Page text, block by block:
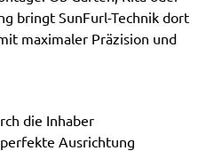
bringt SunFurl-Technik dort
maximaler Präzision und
die Inhaber
Ausrichtung